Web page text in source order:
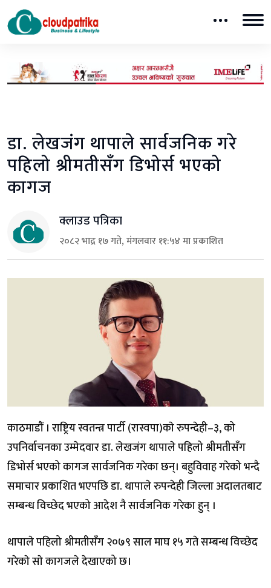
डा. लेखजंग थापाले सार्वजनिक गरे
पहिलो श्रीमतीसँग डिभोर्स भएको
कागज
क्लाउड पत्रिका
२०८२ भाद्र १७ गते, मंगलवार ११:५४ मा प्रकाशित
काठमाडौं । राष्ट्रिय स्वतन्त्र पार्टी (रास्वपा)काे रुपन्देही–३, को
उपनिर्वाचनका उम्मेदवार डा. लेखजंग थापाले पहिलो श्रीमतीसँग
डिभोर्स भएको कागज सार्वजनिक गरेका छन्। बहुविवाह गरेको भन्दै
समाचार प्रकाशित भएपछि डा. थापाले रुपन्देही जिल्ला अदालतबाट
सम्बन्ध विच्छेद भएको आदेश नै सार्वजनिक गरेका हुन् ।
थापाले पहिलो श्रीमतीसँग २०७९ साल माघ १५ गते सम्बन्ध विच्छेद
गरेकाे साे कागजले देखाएको छ।